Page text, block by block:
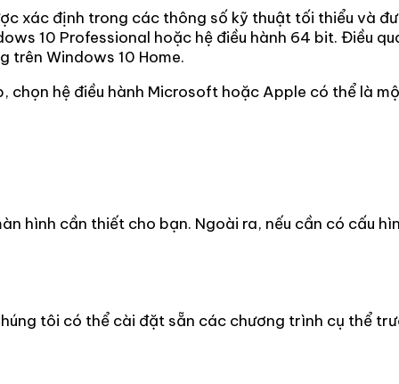
xác định trong các thông số kỹ thuật tối thiểu và
10 Professional hoặc hệ điều hành 64 bit. Điều
trên Windows 10 Home.
chọn hệ điều hành Microsoft hoặc Apple có thể là
hình cần thiết cho bạn. Ngoài ra, nếu cần có cấu
tôi có thể cài đặt sẵn các chương trình cụ thể